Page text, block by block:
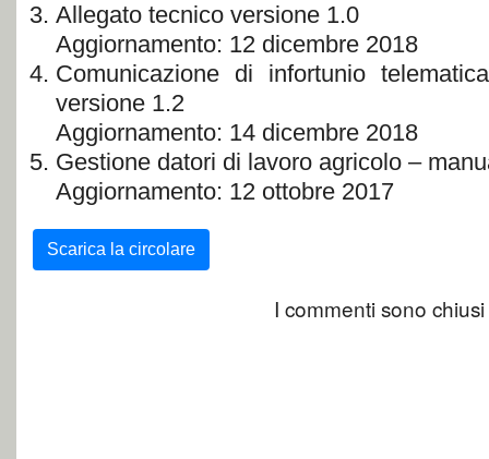
Allegato tecnico versione 1.0
Aggiornamento: 12 dicembre 2018
Comunicazione di infortunio
versione 1.2
Aggiornamento: 14 dicembre 2018
Gestione datori di lavoro agricolo –
Aggiornamento: 12 ottobre 2017
Scarica la circolare
I commenti sono chiusi